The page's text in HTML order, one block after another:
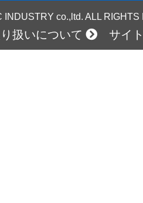
INDUSTRY co.,ltd. ALL
扱いについて サイ